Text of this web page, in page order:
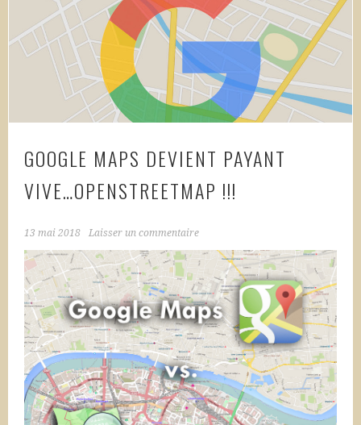
GOOGLE MAPS DEVIENT PAYANT
VIVE…OPENSTREETMAP !!!
13 mai 2018 Laisser un commentaire